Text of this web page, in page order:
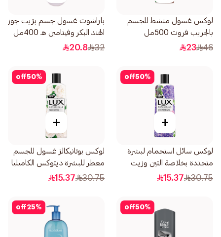
لوكس غسول منشط للجسم
بالجريب فروت 500مل
46
23
باراشوت غسول جسم بزيت جوز
الهند البكر وفيتامين هـ 400مل
32
20.8
50%
off
+
لوكس سائل استحمام لبشرة
متجددة بخلاصة التين وزيت
الجيرانيوم 250مل
30.75
15.37
50%
off
+
لوكس بوتانيكالز غسول للجسم
معطر للبشرة ديتوكس الكاميليا
والصبار 250مل
30.75
15.37
50%
off
25%
off